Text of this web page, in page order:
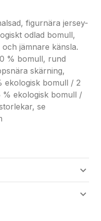
figurnära jersey-
odlad bomull,
jämnare känsla.
% bomull, rund
skärning,
ekologisk bomull / 2
% ekologisk bomull /
se